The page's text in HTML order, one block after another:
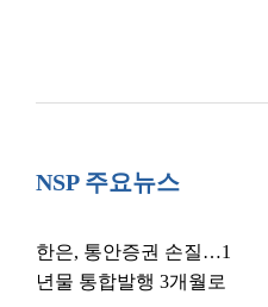
NSP 주요뉴스
한은, 통안증권 손질…1
년물 통합발행 3개월로